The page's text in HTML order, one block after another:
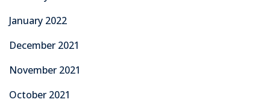
January 2022
December 2021
November 2021
October 2021